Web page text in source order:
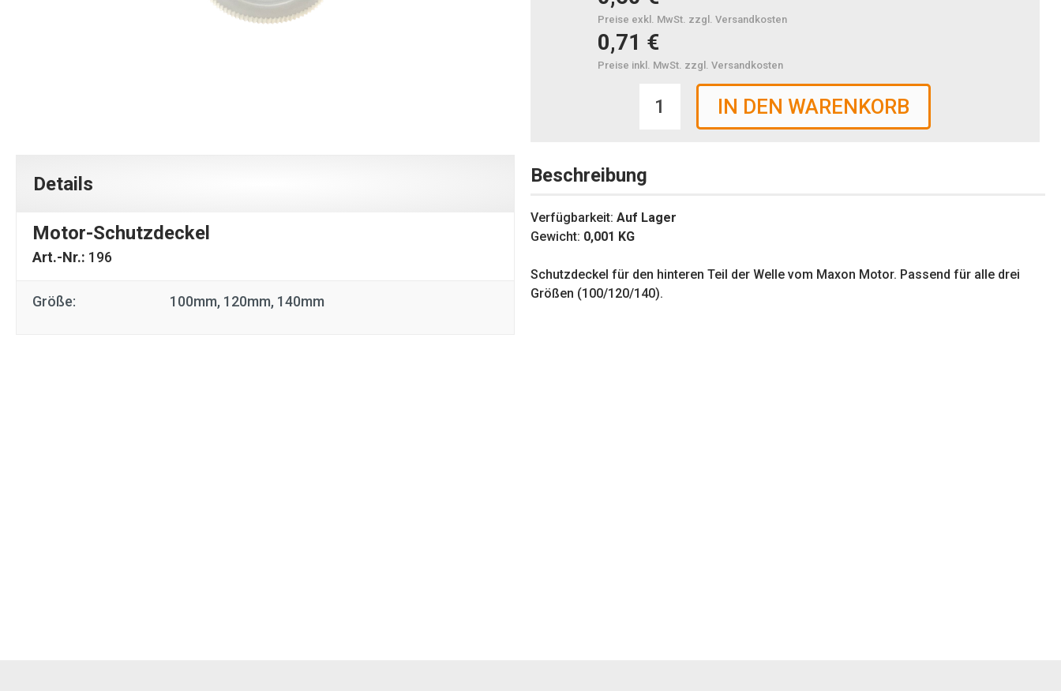
Preise exkl. MwSt. zzgl. Versandkosten
0,71 €
Preise inkl. MwSt. zzgl. Versandkosten
IN DEN WARENKORB
Details
Motor-Schutzdeckel
Art.-Nr.: 196
Größe: 100mm, 120mm, 140mm
Beschreibung
Verfügbarkeit: Auf Lager
Gewicht: 0,001 KG
Schutzdeckel für den hinteren Teil der Welle vom Maxon Motor. Passend für alle drei
Größen (100/120/140).